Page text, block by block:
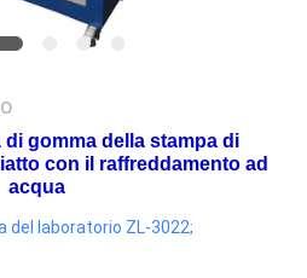
di gomma della stampa di
con il raffreddamento ad
acqua
del laboratorio ZL-3022;